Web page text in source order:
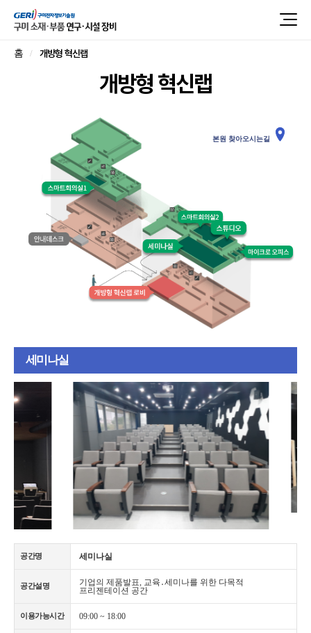
홈 개방형 혁신랩
개방형 혁신랩
본원 찾아오시는길
세미나실
공간명 세미나실
공간설명
기업의 제품발표, 교육․세미나를 위한 다목적
프리젠테이션 공간
이용가능시간 09:00 ~ 18:00